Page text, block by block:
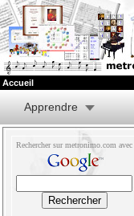
Accueil
Apprendre
Rechercher sur metronimo.com avec